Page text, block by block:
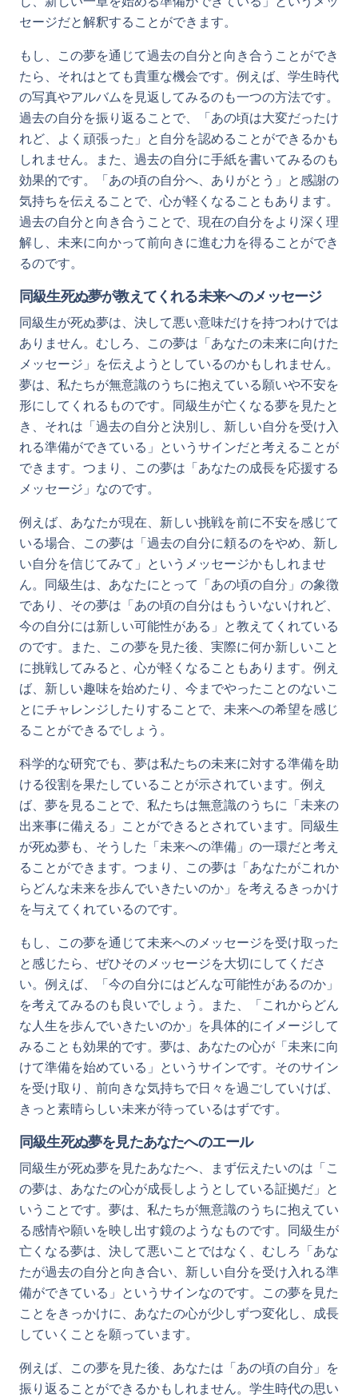
セージだと解釈することができます。
もし、この夢を通じて過去の自分と向き合うことができ
たら、それはとても貴重な機会です。例えば、学生時代
の写真やアルバムを見返してみるのも一つの方法です。
過去の自分を振り返ることで、「あの頃は大変だったけ
れど、よく頑張った」と自分を認めることができるかも
しれません。また、過去の自分に手紙を書いてみるのも
効果的です。「あの頃の自分へ、ありがとう」と感謝の
気持ちを伝えることで、心が軽くなることもあります。
過去の自分と向き合うことで、現在の自分をより深く理
解し、未来に向かって前向きに進む力を得ることができ
るのです。
同級生死ぬ夢が教えてくれる未来へのメッセージ
同級生が死ぬ夢は、決して悪い意味だけを持つわけでは
ありません。むしろ、この夢は「あなたの未来に向けた
メッセージ」を伝えようとしているのかもしれません。
夢は、私たちが無意識のうちに抱えている願いや不安を
形にしてくれるものです。同級生が亡くなる夢を見たと
き、それは「過去の自分と決別し、新しい自分を受け入
れる準備ができている」というサインだと考えることが
できます。つまり、この夢は「あなたの成長を応援する
メッセージ」なのです。
例えば、あなたが現在、新しい挑戦を前に不安を感じて
いる場合、この夢は「過去の自分に頼るのをやめ、新し
い自分を信じてみて」というメッセージかもしれませ
ん。同級生は、あなたにとって「あの頃の自分」の象徴
であり、その夢は「あの頃の自分はもういないけれど、
今の自分には新しい可能性がある」と教えてくれている
のです。また、この夢を見た後、実際に何か新しいこと
に挑戦してみると、心が軽くなることもあります。例え
ば、新しい趣味を始めたり、今までやったことのないこ
とにチャレンジしたりすることで、未来への希望を感じ
ることができるでしょう。
科学的な研究でも、夢は私たちの未来に対する準備を助
ける役割を果たしていることが示されています。例え
ば、夢を見ることで、私たちは無意識のうちに「未来の
出来事に備える」ことができるとされています。同級生
が死ぬ夢も、そうした「未来への準備」の一環だと考え
ることができます。つまり、この夢は「あなたがこれか
らどんな未来を歩んでいきたいのか」を考えるきっかけ
を与えてくれているのです。
もし、この夢を通じて未来へのメッセージを受け取った
と感じたら、ぜひそのメッセージを大切にしてくださ
い。例えば、「今の自分にはどんな可能性があるのか」
を考えてみるのも良いでしょう。また、「これからどん
な人生を歩んでいきたいのか」を具体的にイメージして
みることも効果的です。夢は、あなたの心が「未来に向
けて準備を始めている」というサインです。そのサイン
を受け取り、前向きな気持ちで日々を過ごしていけば、
きっと素晴らしい未来が待っているはずです。
同級生死ぬ夢を見たあなたへのエール
同級生が死ぬ夢を見たあなたへ、まず伝えたいのは「こ
の夢は、あなたの心が成長しようとしている証拠だ」と
いうことです。夢は、私たちが無意識のうちに抱えてい
る感情や願いを映し出す鏡のようなものです。同級生が
亡くなる夢は、決して悪いことではなく、むしろ「あな
たが過去の自分と向き合い、新しい自分を受け入れる準
備ができている」というサインなのです。この夢を見た
ことをきっかけに、あなたの心が少しずつ変化し、成長
していくことを願っています。
例えば、この夢を見た後、あなたは「あの頃の自分」を
振り返ることができるかもしれません。学生時代の思い